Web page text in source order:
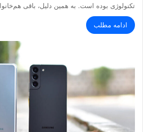
تکنولوژی بوده است. به همین دلیل، باقی
ادامه مطلب